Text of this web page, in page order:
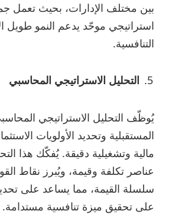
بين مختلف الإدارات، بحيث تعمل
استراتيجي موحّد يدعم النمو طويل
التنافسية.
التحليل الاستراتيجي المحاسبي
يُوظّف التحليل الاستراتيجي
المستقبلية وتحديد الأولويات
مالية وتشغيلية دقيقة. يُفكّك هذا
عناصر تكلفة وقيمة، ويُبرز نقاط
سلسلة القيمة، مما يساعد على
على تحقيق ميزة تنافسية